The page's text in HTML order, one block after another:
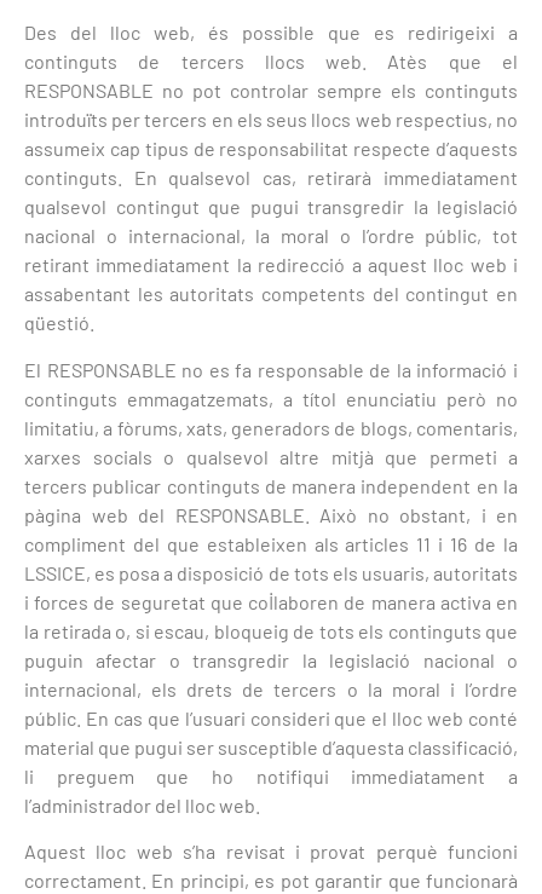
Des del lloc web, és possible que es redirigeixi a
continguts de tercers llocs web. Atès que el
RESPONSABLE no pot controlar sempre els continguts
introduïts per tercers en els seus llocs web respectius, no
assumeix cap tipus de responsabilitat respecte d’aquests
continguts. En qualsevol cas, retirarà immediatament
qualsevol contingut que pugui transgredir la legislació
nacional o internacional, la moral o l’ordre públic, tot
retirant immediatament la redirecció a aquest lloc web i
assabentant les autoritats competents del contingut en
qüestió.
El RESPONSABLE no es fa responsable de la informació i
continguts emmagatzemats, a títol enunciatiu però no
limitatiu, a fòrums, xats, generadors de blogs, comentaris,
xarxes socials o qualsevol altre mitjà que permeti a
tercers publicar continguts de manera independent en la
pàgina web del RESPONSABLE. Això no obstant, i en
compliment del que estableixen als articles 11 i 16 de la
LSSICE, es posa a disposició de tots els usuaris, autoritats
i forces de seguretat que col·laboren de manera activa en
la retirada o, si escau, bloqueig de tots els continguts que
puguin afectar o transgredir la legislació nacional o
internacional, els drets de tercers o la moral i l’ordre
públic. En cas que l’usuari consideri que el lloc web conté
material que pugui ser susceptible d’aquesta classificació,
li preguem que ho notifiqui immediatament a
l’administrador del lloc web.
Aquest lloc web s’ha revisat i provat perquè funcioni
correctament. En principi, es pot garantir que funcionarà